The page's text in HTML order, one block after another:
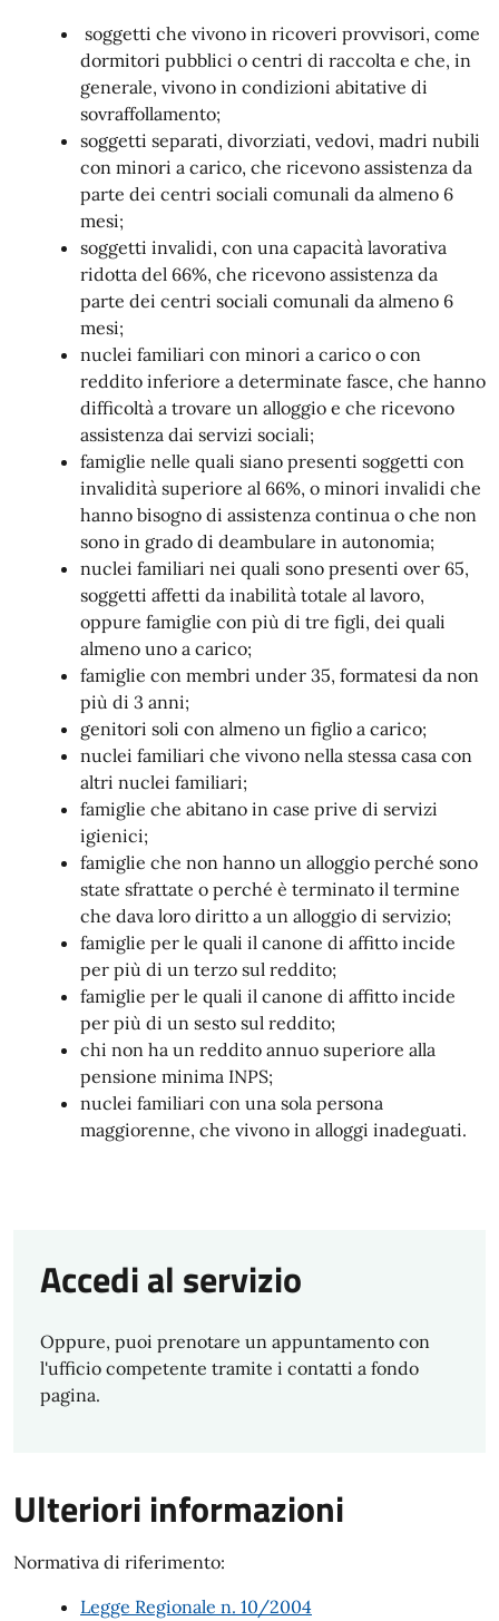
soggetti che vivono in ricoveri provvisori, come
dormitori pubblici o centri di raccolta e che, in
generale, vivono in condizioni abitative di
sovraffollamento;
soggetti separati, divorziati, vedovi, madri nubili
con minori a carico, che ricevono assistenza da
parte dei centri sociali comunali da almeno 6
mesi;
soggetti invalidi, con una capacità lavorativa
ridotta del 66%, che ricevono assistenza da
parte dei centri sociali comunali da almeno 6
mesi;
nuclei familiari con minori a carico o con
reddito inferiore a determinate fasce, che hanno
difficoltà a trovare un alloggio e che ricevono
assistenza dai servizi sociali;
famiglie nelle quali siano presenti soggetti con
invalidità superiore al 66%, o minori invalidi che
hanno bisogno di assistenza continua o che non
sono in grado di deambulare in autonomia;
nuclei familiari nei quali sono presenti over 65,
soggetti affetti da inabilità totale al lavoro,
oppure famiglie con più di tre figli, dei quali
almeno uno a carico;
famiglie con membri under 35, formatesi da non
più di 3 anni;
genitori soli con almeno un figlio a carico;
nuclei familiari che vivono nella stessa casa con
altri nuclei familiari;
famiglie che abitano in case prive di servizi
igienici;
famiglie che non hanno un alloggio perché sono
state sfrattate o perché è terminato il termine
che dava loro diritto a un alloggio di servizio;
famiglie per le quali il canone di affitto incide
per più di un terzo sul reddito;
famiglie per le quali il canone di affitto incide
per più di un sesto sul reddito;
chi non ha un reddito annuo superiore alla
pensione minima INPS;
nuclei familiari con una sola persona
maggiorenne, che vivono in alloggi inadeguati.
Accedi al servizio
Oppure, puoi prenotare un appuntamento con
l'ufficio competente tramite i contatti a fondo
pagina.
Ulteriori informazioni
Normativa di riferimento:
Legge Regionale n. 10/2004